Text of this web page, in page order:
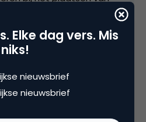
kan reageren, de
basis van het profiel
veel meer inzicht
Elke dag vers. Mis
niks!
nieuwsbrief
nieuwsbrief